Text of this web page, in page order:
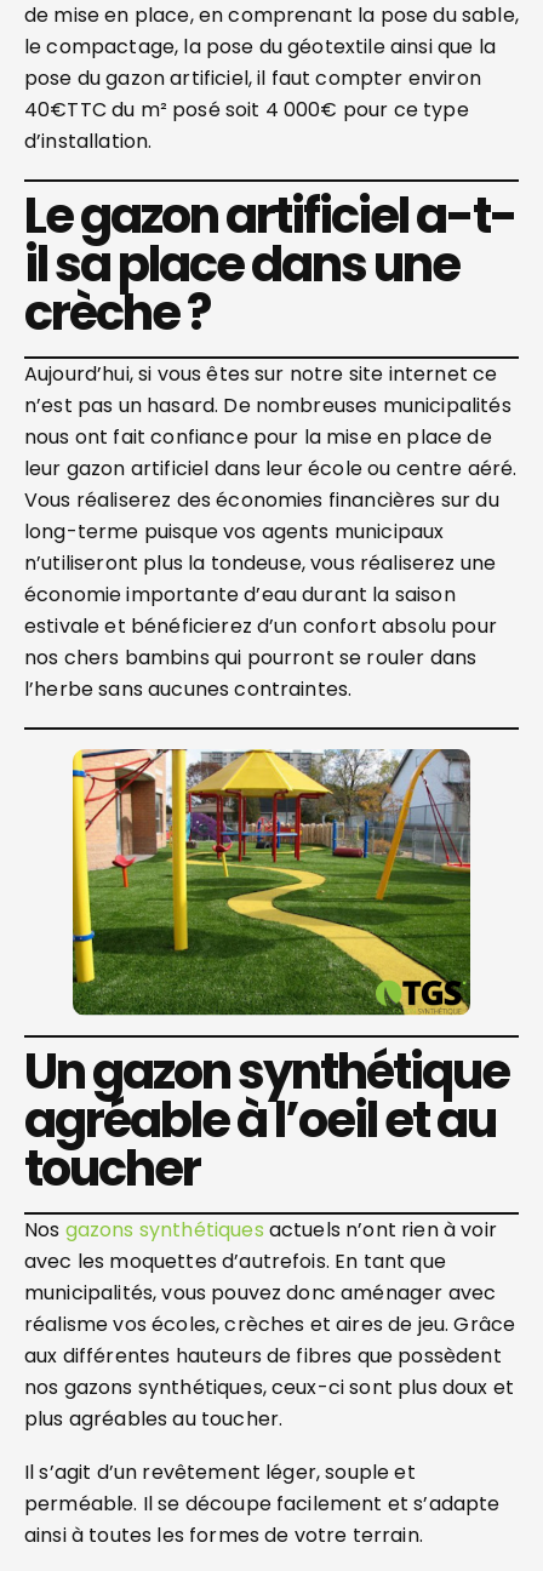
de mise en place, en comprenant la pose du sable,
le compactage, la pose du géotextile ainsi que la
pose du gazon artificiel, il faut compter environ
40€TTC du m² posé soit 4 000€ pour ce type
d’installation.
Le gazon artificiel a-t-
il sa place dans une
crèche ?
Aujourd’hui, si vous êtes sur notre site internet ce
n’est pas un hasard. De nombreuses municipalités
nous ont fait confiance pour la mise en place de
leur gazon artificiel dans leur école ou centre aéré.
Vous réaliserez des économies financières sur du
long-terme puisque vos agents municipaux
n’utiliseront plus la tondeuse, vous réaliserez une
économie importante d’eau durant la saison
estivale et bénéficierez d’un confort absolu pour
nos chers bambins qui pourront se rouler dans
l’herbe sans aucunes contraintes.
Un gazon synthétique
agréable à l’oeil et au
toucher
Nos gazons synthétiques actuels n’ont rien à voir
avec les moquettes d’autrefois. En tant que
municipalités, vous pouvez donc aménager avec
réalisme vos écoles, crèches et aires de jeu. Grâce
aux différentes hauteurs de fibres que possèdent
nos gazons synthétiques, ceux-ci sont plus doux et
plus agréables au toucher.
Il s’agit d’un revêtement léger, souple et
perméable. Il se découpe facilement et s’adapte
ainsi à toutes les formes de votre terrain.